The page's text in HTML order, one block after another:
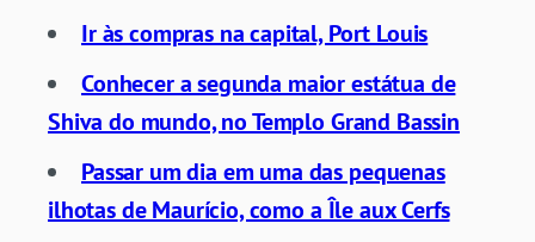
Ir às compras na capital, Port Louis
Conhecer a segunda maior estátua de
Shiva do mundo, no Templo Grand Bassin
Passar um dia em uma das pequenas
ilhotas de Maurício, como a Île aux Cerfs